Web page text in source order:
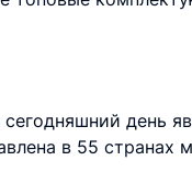
день
в 55 странах